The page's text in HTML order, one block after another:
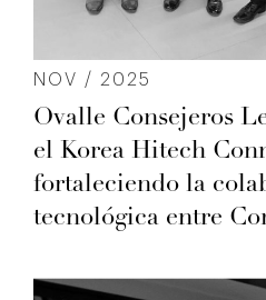
NOV / 2025
Ovalle Consejeros
el Korea Hitech
fortaleciendo la
tecnológica entre